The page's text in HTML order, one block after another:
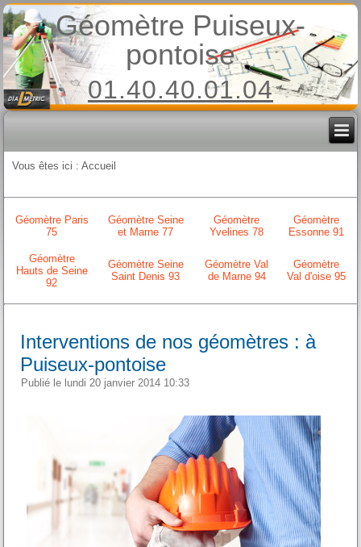
Géomètre Puiseux-
pontoise
01.40.40.01.04
Vous êtes ici :Accueil
Géomètre Paris
75
Géomètre Seine
et Marne 77
Géomètre
Yvelines 78
Géomètre
Essonne 91
Géomètre
Hauts de Seine
92
Géomètre Seine
Saint Denis 93
Géomètre Val
de Marne 94
Géomètre
Val d'oise 95
Interventions de nos géomètres : à
Puiseux-pontoise
Publié le lundi 20 janvier 2014 10:33